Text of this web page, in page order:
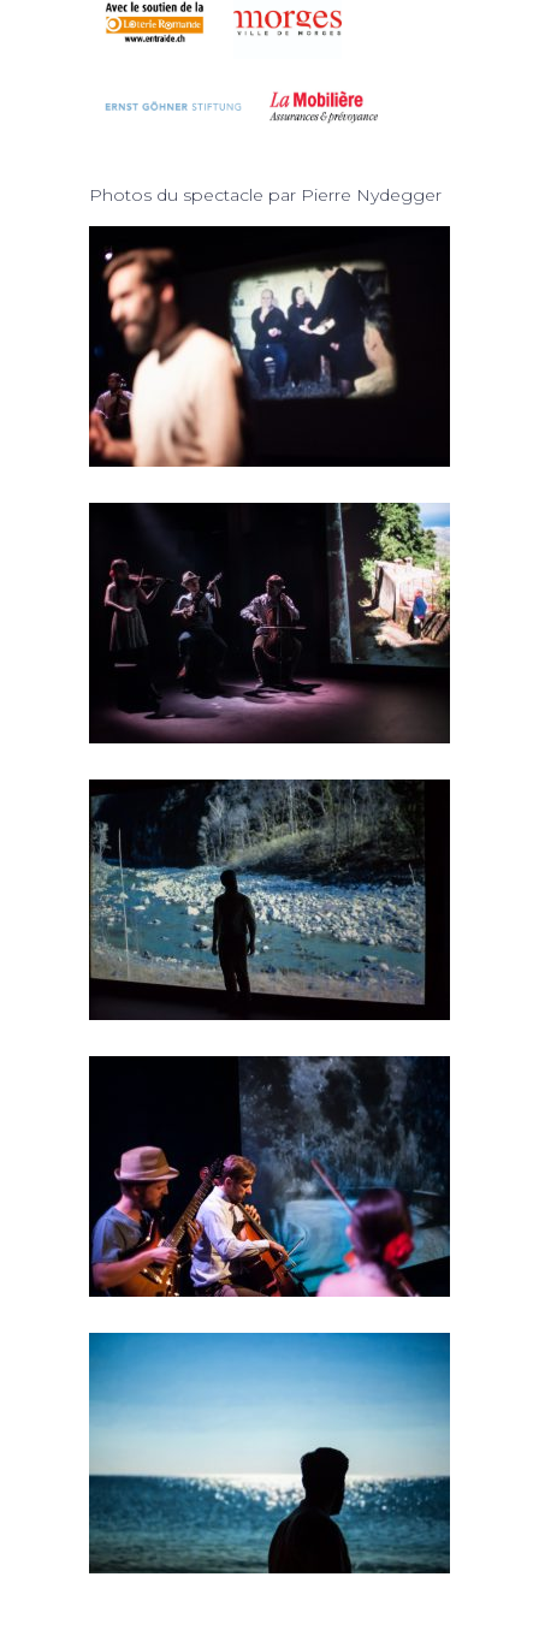
Photos du spectacle par Pierre Nydegger